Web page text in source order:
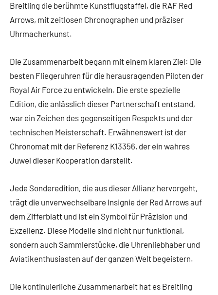
Breitling die berühmte Kunstflugstaffel, die RAF Red
Arrows, mit zeitlosen Chronographen und präziser
Uhrmacherkunst.
Die Zusammenarbeit begann mit einem klaren Ziel: Die
besten Fliegeruhren für die herausragenden Piloten der
Royal Air Force zu entwickeln. Die erste spezielle
Edition, die anlässlich dieser Partnerschaft entstand,
war ein Zeichen des gegenseitigen Respekts und der
technischen Meisterschaft. Erwähnenswert ist der
Chronomat mit der Referenz K13356, der ein wahres
Juwel dieser Kooperation darstellt.
Jede Sonderedition, die aus dieser Allianz hervorgeht,
trägt die unverwechselbare Insignie der Red Arrows auf
dem Zifferblatt und ist ein Symbol für Präzision und
Exzellenz. Diese Modelle sind nicht nur funktional,
sondern auch Sammlerstücke, die Uhrenliebhaber und
Aviatikenthusiasten auf der ganzen Welt begeistern.
Die kontinuierliche Zusammenarbeit hat es Breitling